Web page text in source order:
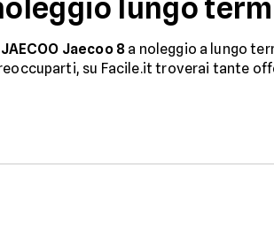
lungo
JAECOO Jaecoo 8 a noleggio a lungo
su Facile.it troverai tante